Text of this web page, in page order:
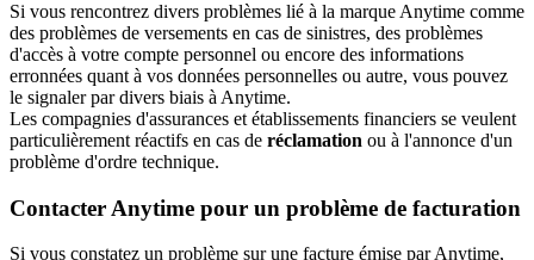
Si vous rencontrez divers problèmes lié à la marque Anytime comme
des problèmes de versements en cas de sinistres, des problèmes
d'accès à votre compte personnel ou encore des informations
erronnées quant à vos données personnelles ou autre, vous pouvez
le signaler par divers biais à Anytime.
Les compagnies d'assurances et établissements financiers se veulent
particulièrement réactifs en cas de réclamation ou à l'annonce d'un
problème d'ordre technique.
Contacter Anytime pour un problème de facturation
Si vous constatez un problème sur une facture émise par Anytime,